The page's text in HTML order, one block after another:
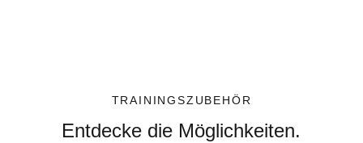
TRAININGSZUBEHÖR
Entdecke die Möglichkeiten.